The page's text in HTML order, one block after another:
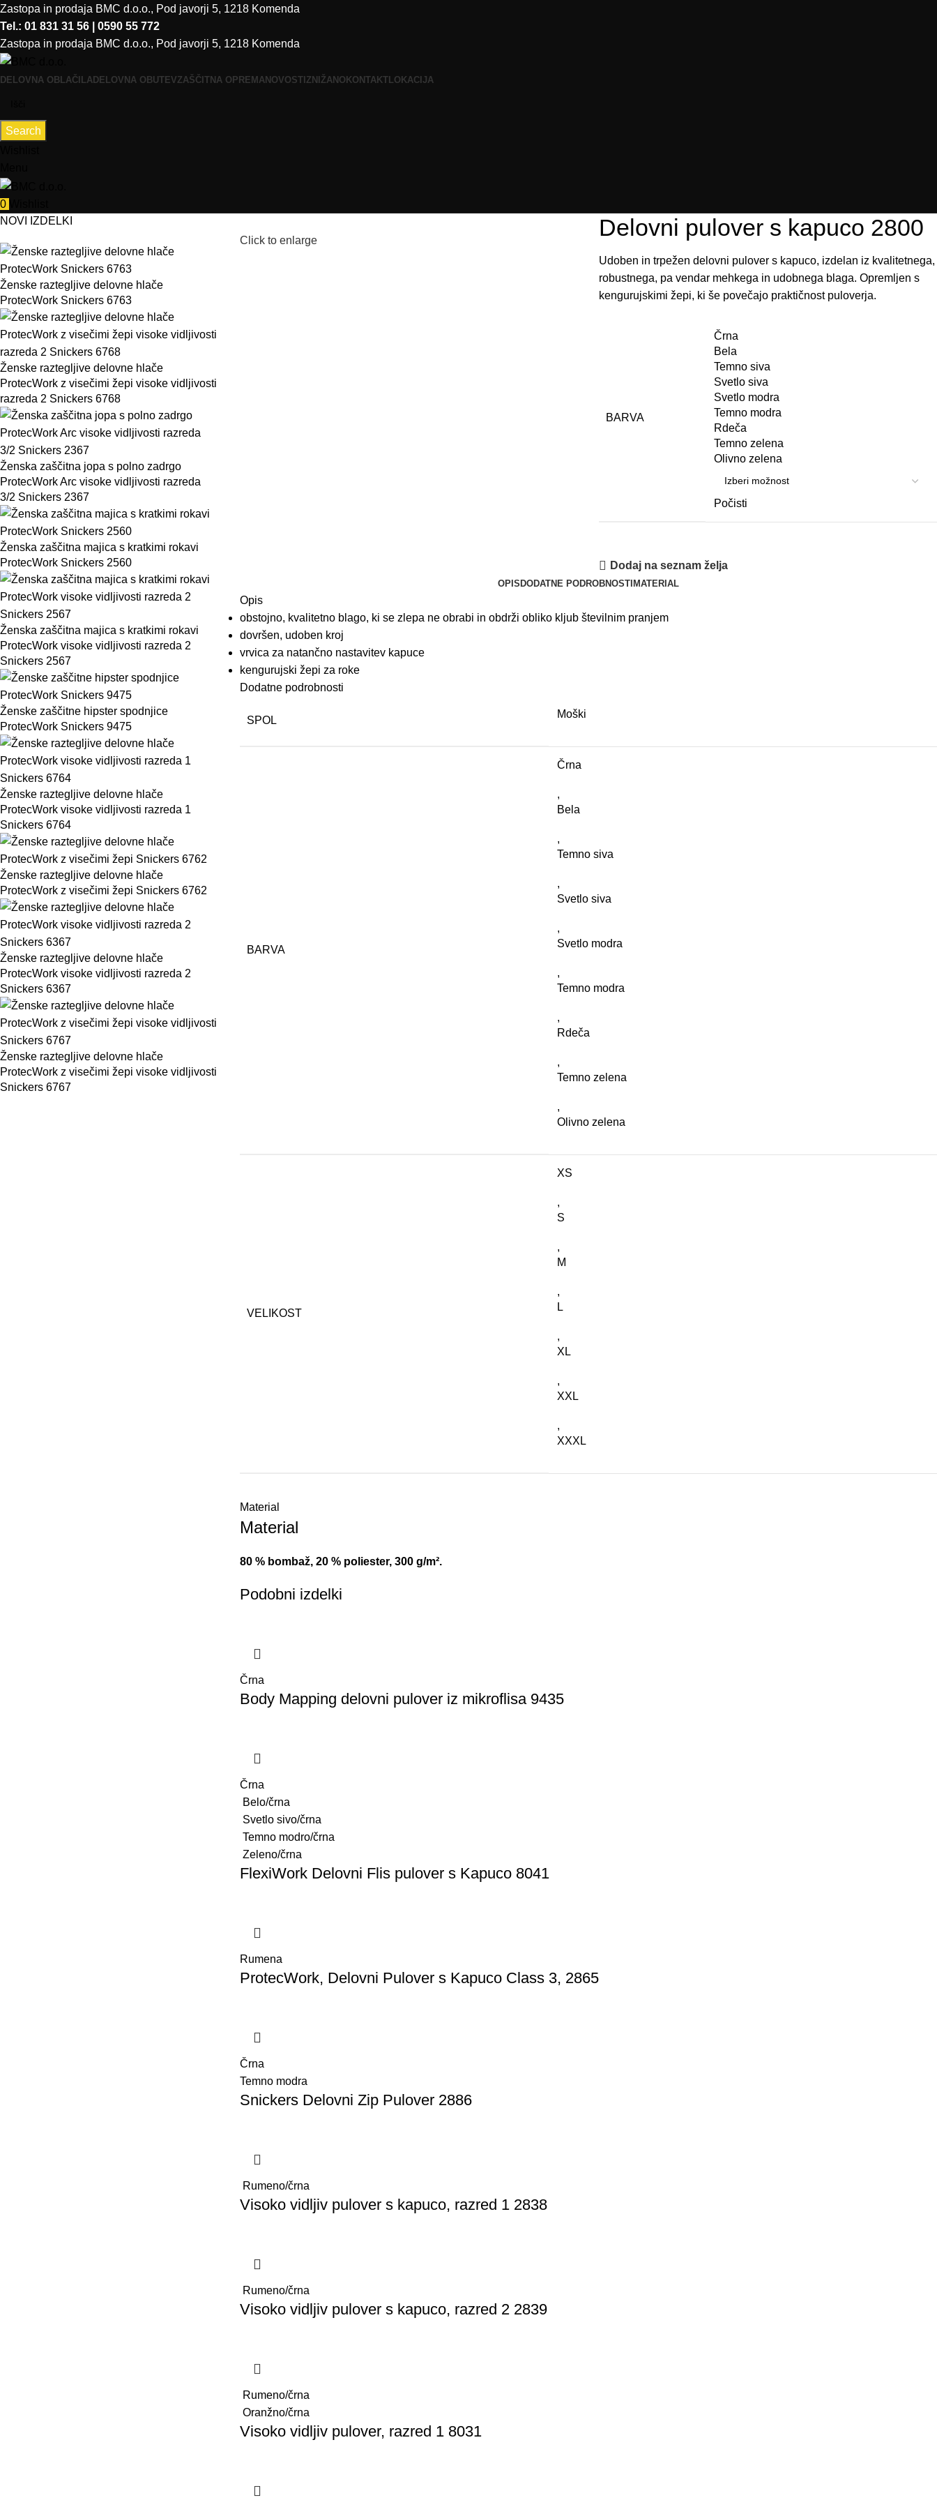
Zastopa in prodaja BMC d.o.o., Pod javorji 5, 1218 Komenda
Tel.: 01 831 31 56 | 0590 55 772
Zastopa in prodaja BMC d.o.o., Pod javorji 5, 1218 Komenda
DELOVNA OBLAČILA DELOVNA OBUTEVZAŠČITNA OPREMA NOVOSTI ZNIŽANO KONTAKT LOKACIJA
Search
0
NOVI IZDELKI
Ženske raztegljive delovne hlače
ProtecWork Snickers 6763
Ženske raztegljive delovne hlače
ProtecWork z visečimi žepi visoke vidljivosti
razreda 2 Snickers 6768
Ženska zaščitna jopa s polno zadrgo
ProtecWork Arc visoke vidljivosti razreda
3/2 Snickers 2367
Ženska zaščitna majica s kratkimi rokavi
ProtecWork Snickers 2560
Ženska zaščitna majica s kratkimi rokavi
ProtecWork visoke vidljivosti razreda 2
Snickers 2567
Ženske zaščitne hipster spodnjice
ProtecWork Snickers 9475
Ženske raztegljive delovne hlače
ProtecWork visoke vidljivosti razreda 1
Snickers 6764
Ženske raztegljive delovne hlače
ProtecWork z visečimi žepi Snickers 6762
Ženske raztegljive delovne hlače
ProtecWork visoke vidljivosti razreda 2
Snickers 6367
Ženske raztegljive delovne hlače
ProtecWork z visečimi žepi visoke vidljivosti
Snickers 6767
Click to enlarge Delovni pulover s kapuco 2800
Udoben in trpežen delovni pulover s kapuco, izdelan iz kvalitetnega,
robustnega, pa vendar mehkega in udobnega blaga. Opremljen s
kengurujskimi žepi, ki še povečajo praktičnost puloverja.
BARVA
Črna
Bela
Temno siva
Svetlo siva
Svetlo modra
Temno modra
Rdeča
Temno zelena
Olivno zelena
Počisti
Dodaj na seznam želja
OPISDODATNE PODROBNOSTIMATERIAL
Opis
obstojno, kvalitetno blago, ki se zlepa ne obrabi in obdrži obliko kljub številnim pranjem
dovršen, udoben kroj
vrvica za natančno nastavitev kapuce
kengurujski žepi za roke
Dodatne podrobnosti
SPOL
Moški
BARVA
Črna
,
Bela
,
Temno siva
,
Svetlo siva
,
Svetlo modra
,
Temno modra
,
Rdeča
,
Temno zelena
,
Olivno zelena
VELIKOST
XS
,
S
,
M
,
L
,
XL
,
XXL
,
XXXL
Material
Material
80 %bombaž, 20 % poliester, 300 g/m².
Podobni izdelki
Črna
Body Mapping delovni pulover iz mikroflisa 9435
Črna
Belo/črna
Svetlo sivo/črna
Temno modro/črna
Zeleno/črna
FlexiWork Delovni Flis pulover s Kapuco 8041
Rumena
ProtecWork, Delovni Pulover s Kapuco Class 3, 2865
Črna
Temno modra
Snickers Delovni Zip Pulover 2886
Rumeno/črna
Visoko vidljiv pulover s kapuco, razred 1 2838
Rumeno/črna
Visoko vidljiv pulover s kapuco, razred 2 2839
Rumeno/črna
Oranžno/črna
Visoko vidljiv pulover, razred 1 8031